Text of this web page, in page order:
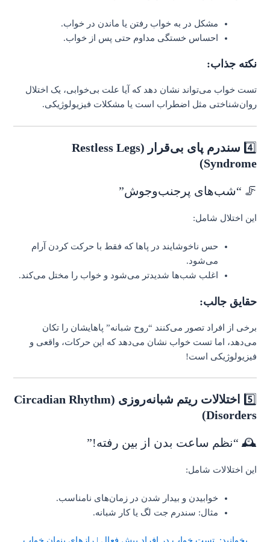
مشکل در به خواب رفتن یا ماندن در خواب.
احساس خستگی مداوم حتی پس از خواب.
نکته جذاب:
تست خواب می‌تواند نشان دهد که آیا علت بی‌خوابی، یک اختلال
روان‌شناختی مثل اضطراب است یا مشکلات فیزیولوژیکی.
سندرم پای بی‌قرار (Restless Legs
Syndrome)
🦵 “شب‌های پرجنب‌وجوش”
این اختلال شامل:
حس ناخوشایند در پاها که فقط با حرکت کردن آرام
می‌شود.
اغلب شب‌ها شدیدتر می‌شود و خواب را مختل می‌کند.
حقایق جالب:
برخی از افراد تصور می‌کنند “روح شبانه” پاهایشان را تکان
می‌دهد، اما تست خواب نشان می‌دهد که این حرکات، واقعی و
فیزیولوژیکی است!
اختلالات ریتم شبانه‌روزی (Circadian Rhythm
Disorders)
🕰️ “نظم ساعت بدن از بین رفته!”
این اختلالات شامل:
خوابیدن و بیدار شدن در زمان‌های نامناسب.
مثال: سندرم جت لگ یا کار شبانه.